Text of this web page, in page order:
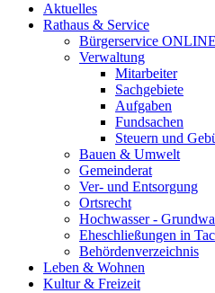
Aktuelles
Rathaus & Service
Bürgerservice ONLINE
Verwaltung
Mitarbeiter
Sachgebiete
Aufgaben
Fundsachen
Steuern und
Bauen & Umwelt
Gemeinderat
Ver- und Entsorgung
Ortsrecht
Hochwasser -
Eheschließungen in
Behördenverzeichnis
Leben & Wohnen
Kultur & Freizeit